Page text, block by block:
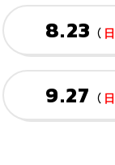
8.23 （
9.27 （日